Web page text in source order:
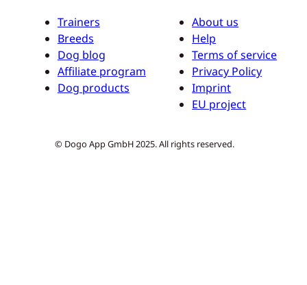
Trainers
Breeds
Dog blog
Affiliate program
Dog products
About us
Help
Terms of service
Privacy Policy
Imprint
EU project
© Dogo App GmbH 2025. All rights reserved.